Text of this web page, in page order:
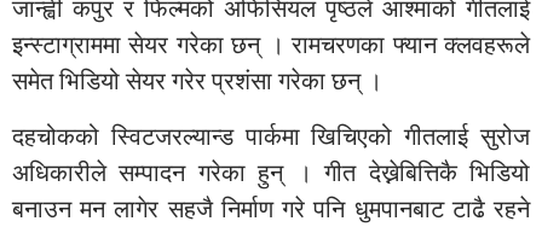
जान्ह्वी कपुर र फिल्मको अफिसियल पृष्ठले आश्माको गीतलाई
इन्स्टाग्राममा सेयर गरेका छन् । रामचरणका फ्यान क्लवहरूले
समेत भिडियो सेयर गरेर प्रशंसा गरेका छन् ।
दहचोकको स्विटजरल्यान्ड पार्कमा खिचिएको गीतलाई सुरोज
अधिकारीले सम्पादन गरेका हुन् । गीत देख्नेबित्तिकै भिडियो
बनाउन मन लागेर सहजै निर्माण गरे पनि धुमपानबाट टाढै रहने